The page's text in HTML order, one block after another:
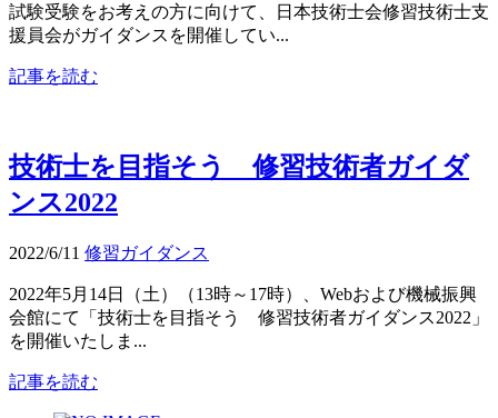
試験受験をお考えの方に向けて、日本技術士会修習技術士支
援員会がガイダンスを開催してい...
記事を読む
技術士を目指そう 修習技術者ガイダ
ンス2022
2022/6/11 修習ガイダンス
2022年5月14日（土）（13時～17時）、Webおよび機械振興
会館にて「技術士を目指そう 修習技術者ガイダンス2022」
を開催いたしま...
記事を読む